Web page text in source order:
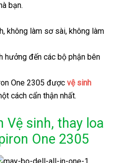
bạn.
không làm sơ sài, không làm
hưởng đến các bộ phận bên
One 2305 đượcvệ sinh
cách cẩn thận nhất.
Vệ sinh, thay loa
One 2305